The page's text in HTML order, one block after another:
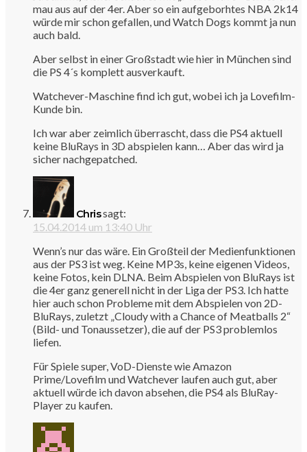
mau aus auf der 4er. Aber so ein aufgeborhtes NBA 2k14
würde mir schon gefallen, und Watch Dogs kommt ja nun
auch bald.
Aber selbst in einer Großstadt wie hier in München sind
die PS 4´s komplett ausverkauft.
Watchever-Maschine find ich gut, wobei ich ja Lovefilm-
Kunde bin.
Ich war aber zeimlich überrascht, dass die PS4 aktuell
keine BluRays in 3D abspielen kann… Aber das wird ja
sicher nachgepatched.
Chrissagt:
15.04.2014 um 13:40 Uhr
Wenn’s nur das wäre. Ein Großteil der Medienfunktionen
aus der PS3 ist weg. Keine MP3s, keine eigenen Videos,
keine Fotos, kein DLNA. Beim Abspielen von BluRays ist
die 4er ganz generell nicht in der Liga der PS3. Ich hatte
hier auch schon Probleme mit dem Abspielen von 2D-
BluRays, zuletzt „Cloudy with a Chance of Meatballs 2“
(Bild- und Tonaussetzer), die auf der PS3 problemlos
liefen.
Für Spiele super, VoD-Dienste wie Amazon
Prime/Lovefilm und Watchever laufen auch gut, aber
aktuell würde ich davon absehen, die PS4 als BluRay-
Player zu kaufen.